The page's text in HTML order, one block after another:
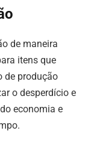
de maneira
itens que
de produção
o desperdício e
economia e